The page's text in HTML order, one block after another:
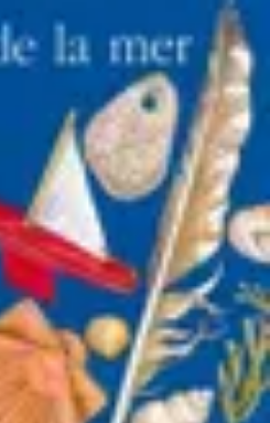
d'Aventures Planification
et Nature